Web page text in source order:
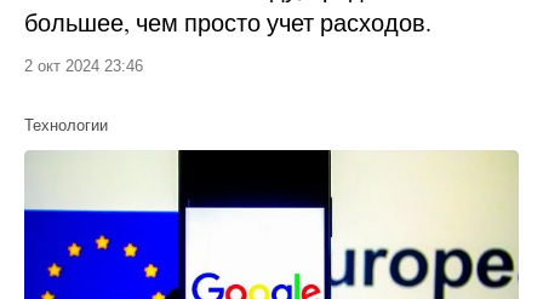
большее, чем просто учет расходов.
2 окт 2024 23:46
Технологии